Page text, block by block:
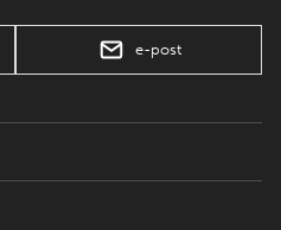
e-post